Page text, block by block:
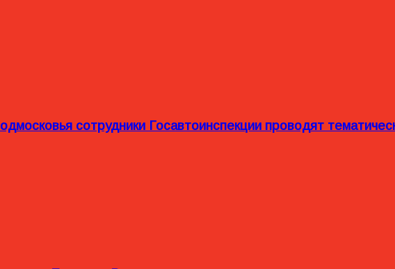
сотрудники Госавтоинспекции проводят